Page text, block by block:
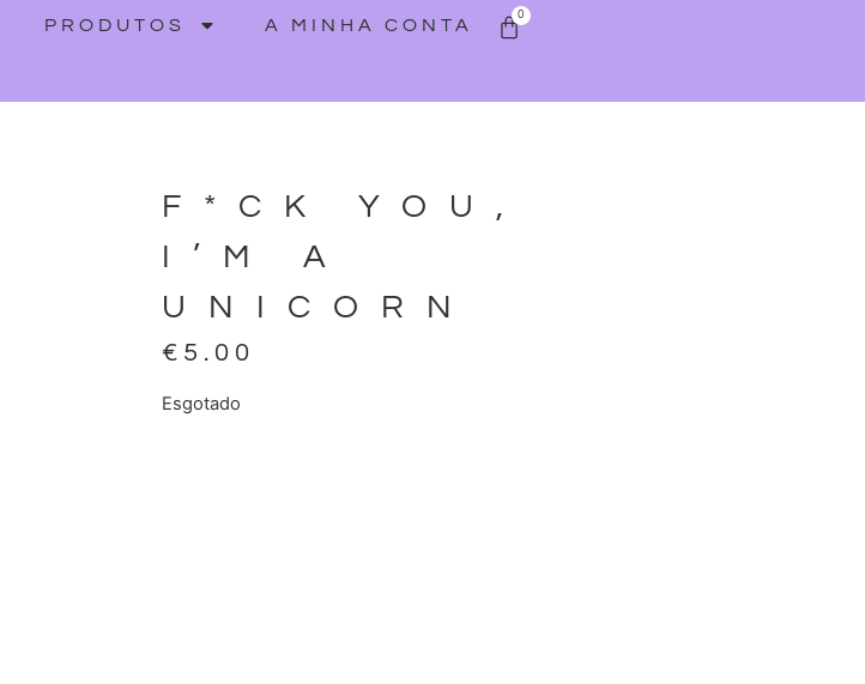
PRODUTOS A MINHA CONTA
0
F*CK YOU,
I’M A
UNICORN
€ 5.00
Esgotado